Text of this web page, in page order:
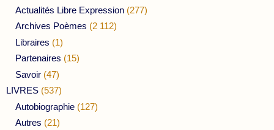
Actualités Libre Expression (277)
Archives Poèmes (2 112)
Libraires (1)
Partenaires (15)
Savoir (47)
LIVRES (537)
Autobiographie (127)
Autres (21)